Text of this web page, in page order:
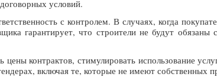
условий.
с контролем. В случаях, когда
гарантирует, что строители не будут
цены контрактов, стимулировать использование
включая те, которые не имеют собственных